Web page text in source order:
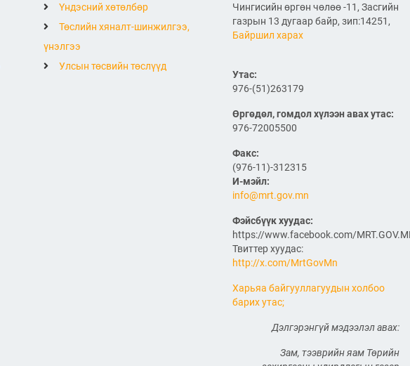
516 мянган удаагийн
нислэгээр 25.7 сая
зорчигч тээвэрлэж чадсан
2026/07/07
чанартай хатуу хучилттай
авто замын сүлжээг
өргөжүүлэх ажлууд үе
2026/07/06
"МИАТ" ТӨХК-ийн 70
жилийн ойд зориулсан
хэвлэгдлээ
2026/07/06
Монгол Улсын агаарын
хөгжлийн ирээдүйн чиг
хандлагыг хамтдаа
тодорхойлж байна
Нефть импортлогч
компаниудын төлөөллийг
Үндэсний хөтөлбөр
Төслийн хяналт-шинжилгээ,
үнэлгээ
Улсын төсвийн төслүүд
Чингисийн өргөн чөлөө -11, Засгийн
газрын 13 дугаар байр, зип:14251,
Байршил харах
Утас:
976-(51)263179
Өргөдөл, гомдол хүлээн авах утас:
976-72005500
Факс:
(976-11)-312315
И-мэйл:
info@mrt.gov.mn
Фэйсбүүк хуудас:
https://www.facebook.com/
Твиттер хуудас:
http://x.com/MrtGovMn
Харьяа байгууллагуудын холбоо
барих утас;
Дэлгэрэнгүй мэдээлэл авах:
Зам, тээврийн яам Төрийн